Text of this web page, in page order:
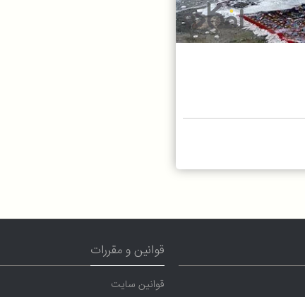
قوانین و مقررات
قوانین سایت